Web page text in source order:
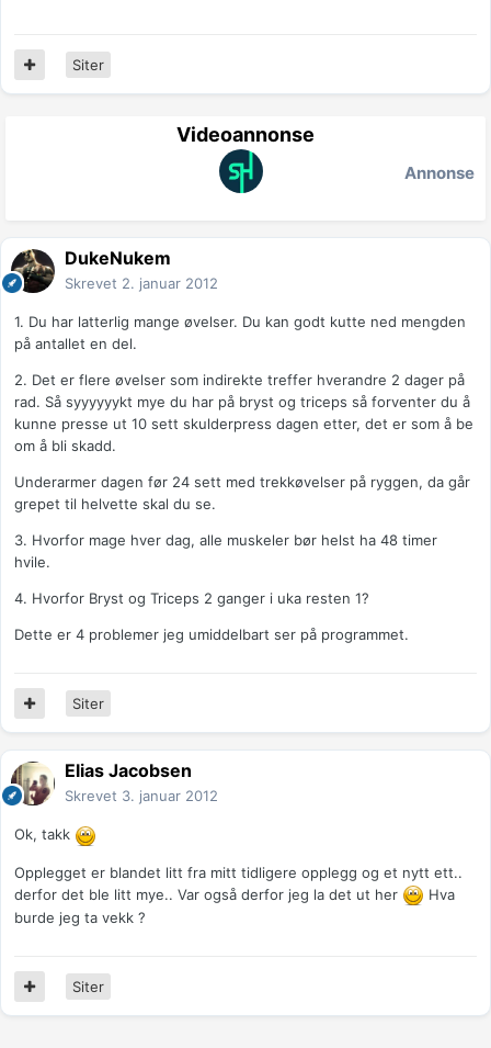
Siter
Videoannonse
Annonse
DukeNukem
Skrevet 2. januar 2012
1. Du har latterlig mange øvelser. Du kan godt kutte ned mengden
på antallet en del.
2. Det er flere øvelser som indirekte treffer hverandre 2 dager på
rad. Så syyyyyykt mye du har på bryst og triceps så forventer du å
kunne presse ut 10 sett skulderpress dagen etter, det er som å be
om å bli skadd.
Underarmer dagen før 24 sett med trekkøvelser på ryggen, da går
grepet til helvette skal du se.
3. Hvorfor mage hver dag, alle muskeler bør helst ha 48 timer
hvile.
4. Hvorfor Bryst og Triceps 2 ganger i uka resten 1?
Dette er 4 problemer jeg umiddelbart ser på programmet.
Siter
Elias Jacobsen
Skrevet 3. januar 2012
Ok, takk
Opplegget er blandet litt fra mitt tidligere opplegg og et nytt ett..
derfor det ble litt mye.. Var også derfor jeg la det ut her
Hva
burde jeg ta vekk ?
Siter